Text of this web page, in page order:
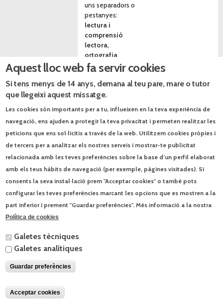
uns separadors o
pestanyes:
lectura i
comprensió
lectora,
ortografia,
gramàtica i lèxic,
expressió escrita
A més al final del
bloc d'activitats de
síntesi i les
solucions de les
activitats.
Complementaris relacionats
QUADERN D'ESTIU
Prepara 2n ESO Lengua castellana (2017)
412 00 30 |Contacta
Aquest lloc web fa servir cookies
Si tens menys de 14 anys, demana al teu pare, mare o tutor
que llegeixi aquest missatge.
Les cookies són importants per a tu, influeixen en la teva experiència de
navegació, ens ajuden a protegir la teva privacitat i permeten realitzar les
peticions que ens sol·licitis a través de la web. Utilitzem cookies pròpies i
de tercers per a analitzar els nostres serveis i mostrar-te publicitat
relacionada amb les teves preferències sobre la base d’un perfil elaborat
amb els teus hàbits de navegació (per exemple, pàgines visitades). Si
consents la seva instal·lació prem "Acceptar cookies" o també pots
configurar les teves preferències marcant les opcions que es mostren a la
part inferior i prement "Guardar preferències". Més informació a la nostra
Política de cookies
Galetes tècniques
Galetes analítiques
Guardar preferències
Acceptar cookies